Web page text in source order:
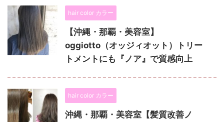
hair color カラー
【沖縄・那覇・美容室】
oggiotto（オッジィオット）トリー
トメントにも『ノア』で質感向上
hair color カラー
沖縄・那覇・美容室【髪質改善ノ